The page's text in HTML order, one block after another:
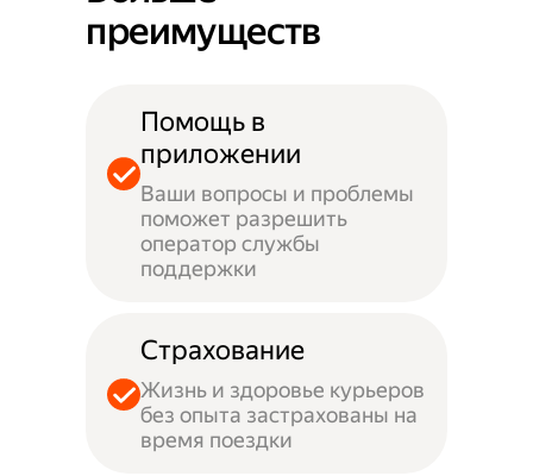
преимуществ
Помощь в
приложении
Ваши вопросы и проблемы
поможет разрешить
оператор службы
поддержки
Страхование
Жизнь и здоровье курьеров
без опыта застрахованы на
время поездки